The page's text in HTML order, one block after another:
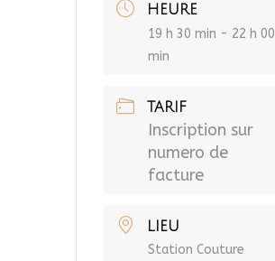
HEURE
19 h 30 min - 22 h 00
min
TARIF
Inscription sur
numero de
facture
LIEU
Station Couture